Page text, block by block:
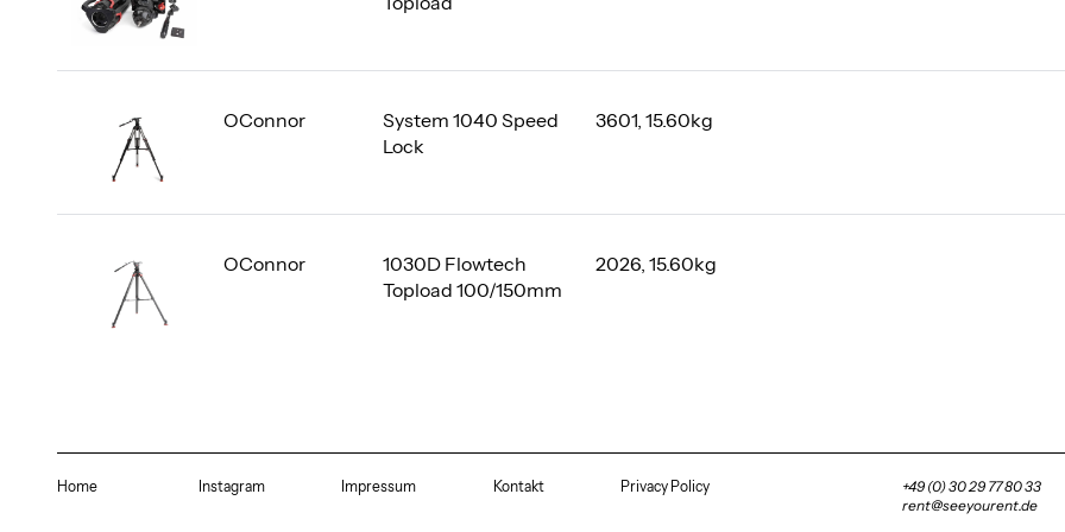
System 1040 Speed
Lock
3601, 15.60kg
OConnor
1030D Flowtech
Topload 100/150mm
2026, 15.60kg
OConnor
Home Instagram Impressum Kontakt Privacy Policy
+49 (0) 30 29 77 80 33
rent@seeyourent.de